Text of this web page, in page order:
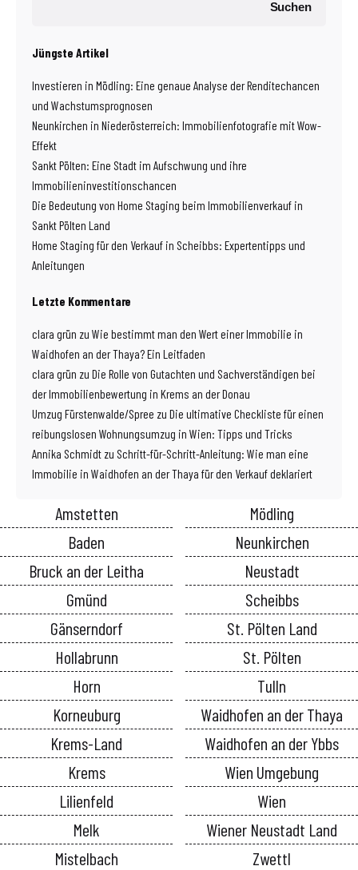
Suchen
Jüngste Artikel
Investieren in Mödling: Eine genaue Analyse der Renditechancen
und Wachstumsprognosen
Neunkirchen in Niederösterreich: Immobilienfotografie mit Wow-
Effekt
Sankt Pölten: Eine Stadt im Aufschwung und ihre
Immobilieninvestitionschancen
Die Bedeutung von Home Staging beim Immobilienverkauf in
Sankt Pölten Land
Home Staging für den Verkauf in Scheibbs: Expertentipps und
Anleitungen
Letzte Kommentare
clara grün zu Wie bestimmt man den Wert einer Immobilie in
Waidhofen an der Thaya? Ein Leitfaden
clara grün zu Die Rolle von Gutachten und Sachverständigen bei
der Immobilienbewertung in Krems an der Donau
Umzug Fürstenwalde/Spree zu Die ultimative Checkliste für einen
reibungslosen Wohnungsumzug in Wien: Tipps und Tricks
Annika Schmidt zu Schritt-für-Schritt-Anleitung: Wie man eine
Immobilie in Waidhofen an der Thaya für den Verkauf deklariert
Amstetten
Baden
Bruck an der Leitha
Gmünd
Gänserndorf
Hollabrunn
Horn
Korneuburg
Krems-Land
Krems
Lilienfeld
Melk
Mistelbach
Mödling
Neunkirchen
Neustadt
Scheibbs
St. Pölten Land
St. Pölten
Tulln
Waidhofen an der Thaya
Waidhofen an der Ybbs
Wien Umgebung
Wien
Wiener Neustadt Land
Zwettl